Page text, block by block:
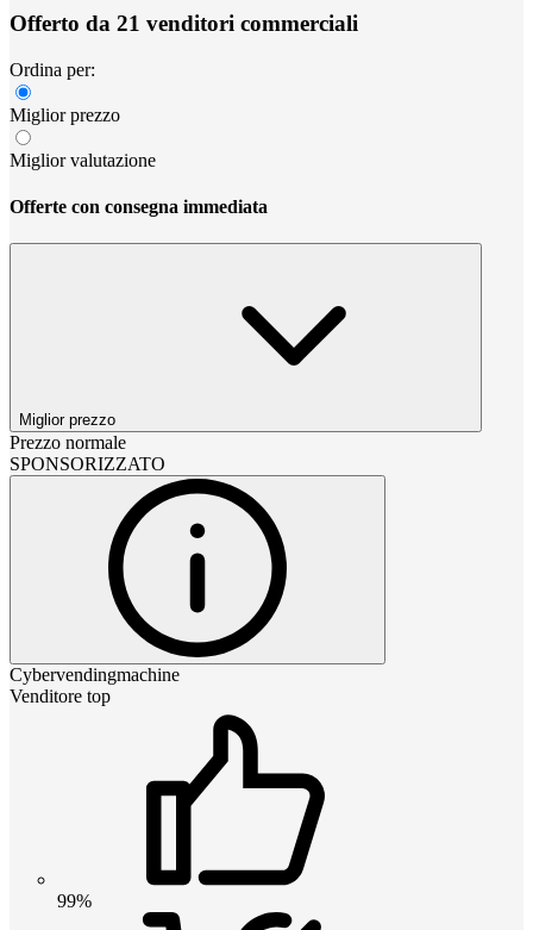
Offerto da 21 venditori commerciali
Ordina per:
Miglior prezzo
Miglior valutazione
Offerte con consegna immediata
Miglior prezzo
Prezzo normale
SPONSORIZZATO
Cybervendingmachine
Venditore top
99%